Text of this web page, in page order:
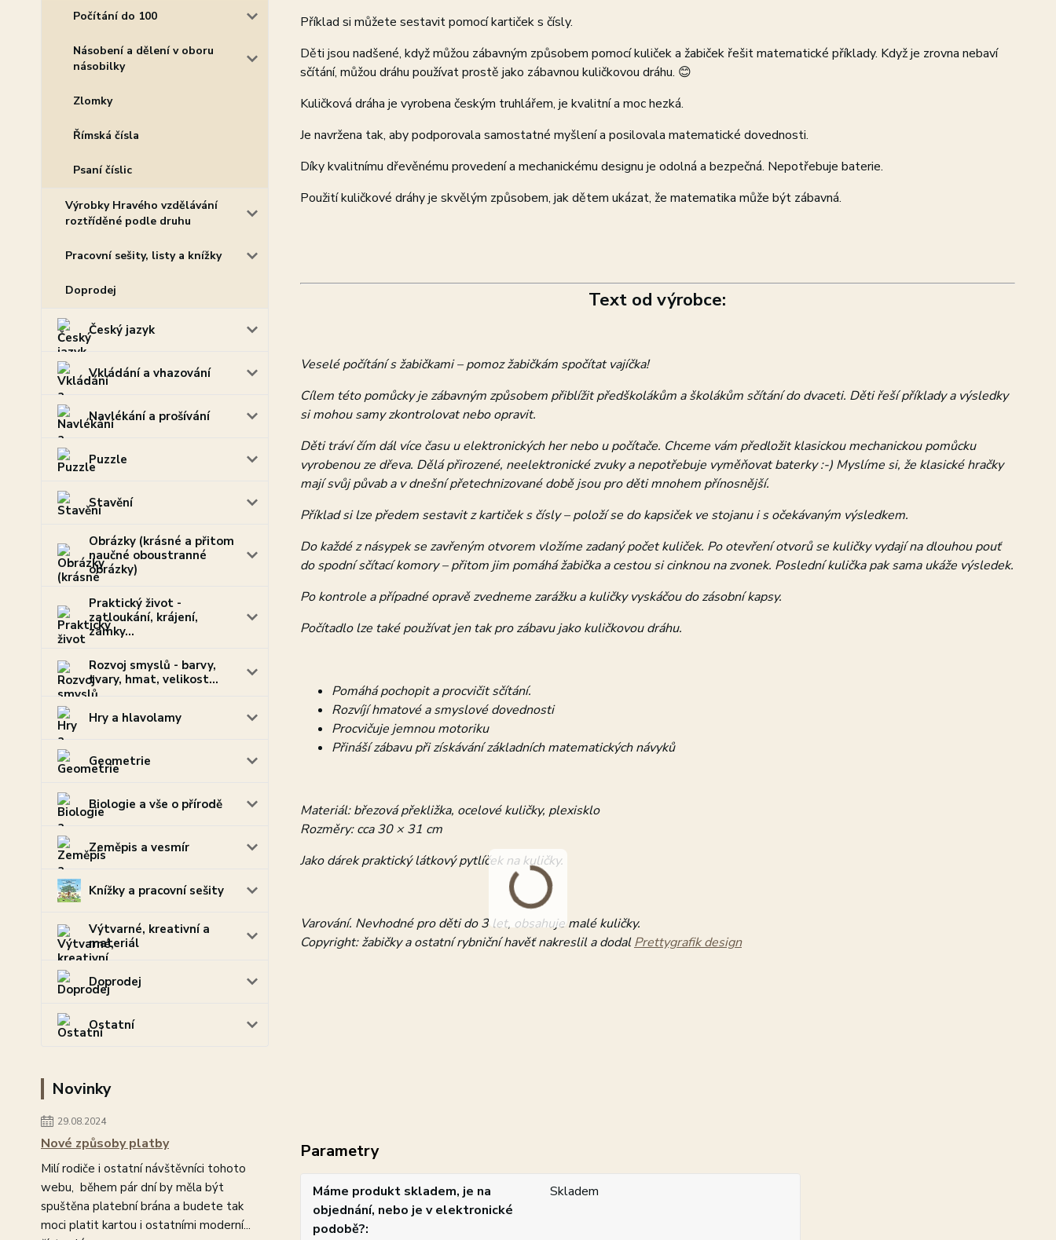
Počítání do 100
Násobení a dělení v oboru
násobilky
Zlomky
Římská čísla
Psaní číslic
Výrobky Hravého vzdělávání
roztříděné podle druhu
Pracovní sešity, listy a knížky
Doprodej
Český jazyk
Vkládání a vhazování
Navlékání a prošívání
Puzzle
Stavění
Obrázky (krásné a přitom
naučné oboustranné
obrázky)
Praktický život -
zatloukání, krájení,
zámky...
Rozvoj smyslů - barvy,
tvary, hmat, velikost...
Hry a hlavolamy
Geometrie
Biologie a vše o přírodě
Zeměpis a vesmír
Knížky a pracovní sešity
Výtvarné, kreativní a
materiál
Doprodej
Ostatní
Novinky
29.08.2024
Nové způsoby platby
Milí rodiče i ostatní návštěvníci tohoto
webu, během pár dní by měla být
spuštěna platební brána a budete tak
moci platit kartou i ostatními moderní...
Příklad si můžete sestavit pomocí kartiček s čísly.
Děti jsou nadšené, když můžou zábavným způsobem pomocí kuliček a žabiček řešit matematické příklady. Když je zrovna nebaví
sčítání, můžou dráhu používat prostě jako zábavnou kuličkovou dráhu. 😊
Kuličková dráha je vyrobena českým truhlářem, je kvalitní a moc hezká.
Je navržena tak, aby podporovala samostatné myšlení a posilovala matematické dovednosti.
Díky kvalitnímu dřevěnému provedení a mechanickému designu je odolná a bezpečná. Nepotřebuje baterie.
Použití kuličkové dráhy je skvělým způsobem, jak dětem ukázat, že matematika může být zábavná.
Text od výrobce:
Veselé počítání s žabičkami – pomoz žabičkám spočítat vajíčka!
Cílem této pomůcky je zábavným způsobem přiblížit předškolákům a školákům sčítání do dvaceti. Děti řeší příklady a výsledky
si mohou samy zkontrolovat nebo opravit.
Děti tráví čím dál více času u elektronických her nebo u počítače. Chceme vám předložit klasickou mechanickou pomůcku
vyrobenou ze dřeva. Dělá přirozené, neelektronické zvuky a nepotřebuje vyměňovat baterky :-) Myslíme si, že klasické hračky
mají svůj půvab a v dnešní přetechnizované době jsou pro děti mnohem přínosnější.
Příklad si lze předem sestavit z kartiček s čísly – položí se do kapsiček ve stojanu i s očekávaným výsledkem.
Do každé z násypek se zavřeným otvorem vložíme zadaný počet kuliček. Po otevření otvorů se kuličky vydají na dlouhou pouť
do spodní sčítací komory – přitom jim pomáhá žabička a cestou si cinknou na zvonek. Poslední kulička pak sama ukáže výsledek.
Po kontrole a případné opravě zvedneme zarážku a kuličky vyskáčou do zásobní kapsy.
Počítadlo lze také používat jen tak pro zábavu jako kuličkovou dráhu.
Pomáhá pochopit a procvičit sčítání.
Rozvíjí hmatové a smyslové dovednosti
Procvičuje jemnou motoriku
Přináší zábavu při získávání základních matematických návyků
Materiál: březová překližka, ocelové kuličky, plexisklo
Rozměry: cca 30 × 31 cm
Jako dárek praktický látkový pytlíček na kuličky.
Varování. Nevhodné pro děti do 3 let, obsahuje malé kuličky.
Copyright: žabičky a ostatní rybniční havěť nakreslil a dodalPrettygrafik design
Parametry
Máme produkt skladem, je na
objednání, nebo je v elektronické
podobě?
Skladem